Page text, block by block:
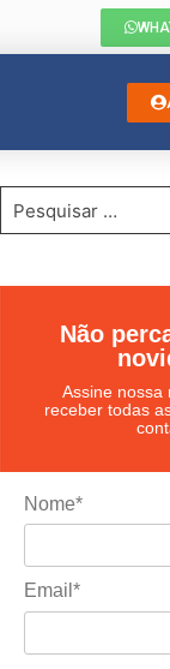
Não
Assine nossa
receber todas
Nome*
Email*